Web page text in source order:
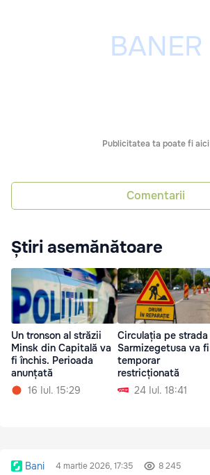
Publicitatea ta poate fi aici
Comentarii
Știri asemănătoare
Un tronson al străzii
Minsk din Capitală va
fi închis. Perioada
anunțată
16 Iul. 15:29
Circulația pe strada
Sarmizegetusa va fi
temporar
restricționată
24 Iul. 18:41
Bani 4 martie 2026, 17:35 8 245